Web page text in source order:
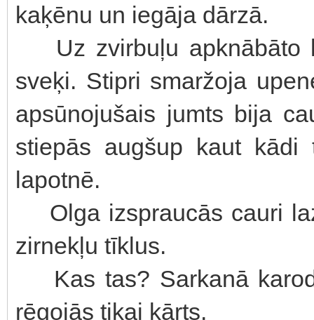
kaķēnu un iegāja dārzā.
Uz zvirbuļu apknābāto
sveķi. Stipri smaržoja
apsūnojušais jumts bija
stiepās augšup kaut
lapotnē.
Olga izspraucās cauri
zirnekļu tīklus.
Kas tas? Sarkanā
rēgojās tikai kārts.